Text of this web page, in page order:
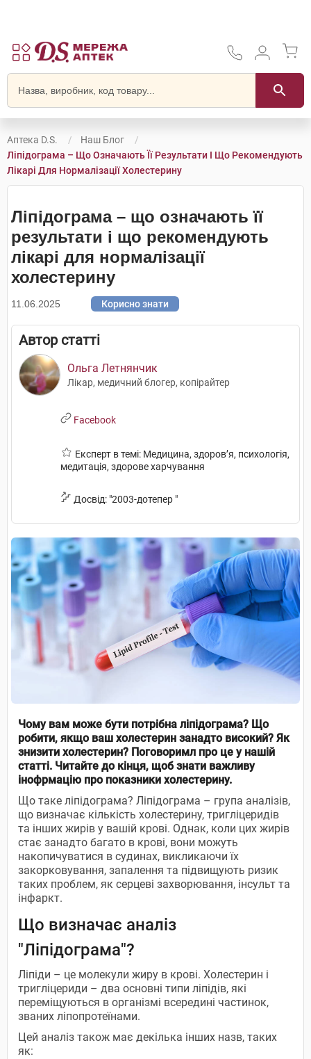
Аптека D.S.
Наш Блог
Ліпідограма – Що Означають Її Результати І Що Рекомендують
Лікарі Для Нормалізації Холестерину
Ліпідограма – що означають її
результати і що рекомендують
лікарі для нормалізації
холестерину
11.06.2025 Корисно знати
Автор статті
Ольга Летнянчик
Лікар, медичний блогер, копірайтер
Facebook
Експерт в темі: Медицина, здоров’я, психологія,
медитація, здорове харчування
Досвід: "2003-дотепер "
Чому вам може бути потрібна ліпідограма? Що
робити, якщо ваш холестерин занадто високий? Як
знизити холестерин? Поговоримл про це у нашій
статті. Читайте до кінця, щоб знати важливу
інофрмацію про показники холестерину.
Що таке ліпідограма? Ліпідограма – група аналізів,
що визначає кількість холестерину, тригліцеридів
та інших жирів у вашій крові. Однак, коли цих жирів
стає занадто багато в крові, вони можуть
накопичуватися в судинах, викликаючи їх
закорковування, запалення та підвищують ризик
таких проблем, як серцеві захворювання, інсульт та
інфаркт.
Що визначає аналіз
"Ліпідограма"?
Ліпіди – це молекули жиру в крові. Холестерин і
тригліцериди – два основні типи ліпідів, які
переміщуються в організмі всередині частинок,
званих ліпопротеїнами.
Цей аналіз також має декілька інших назв, таких
як: